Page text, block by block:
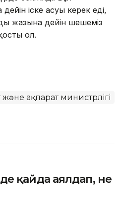
іске асуы керек еді,
жазына дейін шешеміз
ол.
ақпарат министрлігі
қайда аялдап, не